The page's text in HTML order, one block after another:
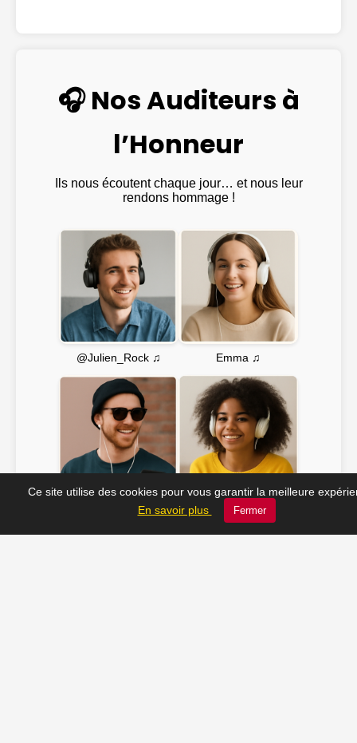
🎧 Nos Auditeurs à
l’Honneur
Ils nous écoutent chaque jour… et nous leur
rendons hommage !
@Julien_Rock ♫ Emma ♫
JC_13 ♫ Soline ♫
Ce site utilise des cookies pour vous garantir la meilleure
En savoir plus
Fermer